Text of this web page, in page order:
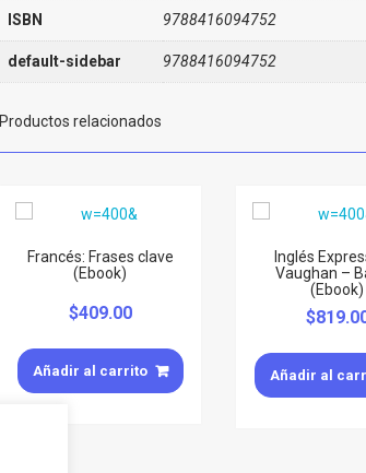
ISBN 9788416094752
default-sidebar 9788416094752
Productos relacionados
Francés: Frases clave
(Ebook)
$409.00
Añadir al carrito
Inglés
Vaughan –
(Ebook)
$
Añadir al